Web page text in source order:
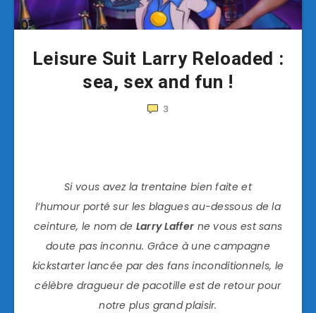
Leisure Suit Larry Reloaded :
sea, sex and fun !
3
Si vous avez la trentaine bien faite et
l’humour porté sur les blagues au-dessous de la
ceinture, le nom de Larry Laffer ne vous est sans
doute pas inconnu. Grâce à une campagne
kickstarter lancée par des fans inconditionnels, le
célèbre dragueur de pacotille est de retour pour
notre plus grand plaisir.